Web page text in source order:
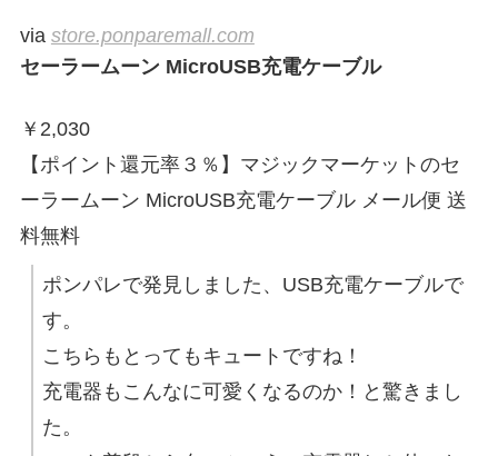
via store.ponparemall.com
セーラームーン MicroUSB充電ケーブル
￥ 2,030
【ポイント還元率３％】マジックマーケットのセ
ーラームーン MicroUSB充電ケーブル メール便 送
料無料
ポンパレで発見しました、USB充電ケーブルで
す。
こちらもとってもキュートですね！
充電器もこんなに可愛くなるのか！と驚きまし
た。